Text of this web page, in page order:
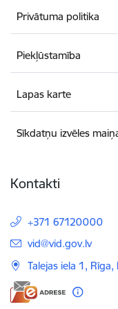
Privātuma politika
Piekļūstamība
Lapas karte
Sīkdatņu izvēles
Kontakti
+371 67120000
E-pasts:
vid@vid.gov.lv
Talejas iela 1, Rīga,